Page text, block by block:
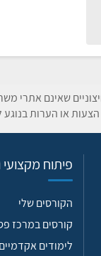
שאינם אתרי
או הערות בנוגע
פיתוח
הקורסים שלי
קורסים במרכז
לימודים